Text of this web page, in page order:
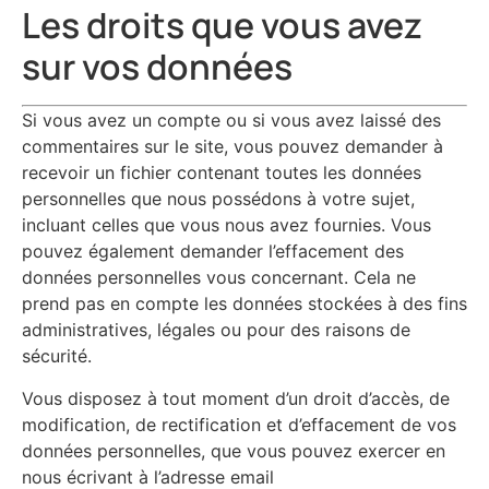
Les droits que vous avez
sur vos données
Si vous avez un compte ou si vous avez laissé des
commentaires sur le site, vous pouvez demander à
recevoir un fichier contenant toutes les données
personnelles que nous possédons à votre sujet,
incluant celles que vous nous avez fournies. Vous
pouvez également demander l’effacement des
données personnelles vous concernant. Cela ne
prend pas en compte les données stockées à des fins
administratives, légales ou pour des raisons de
sécurité.
Vous disposez à tout moment d’un droit d’accès, de
modification, de rectification et d’effacement de vos
données personnelles, que vous pouvez exercer en
nous écrivant à l’adresse email